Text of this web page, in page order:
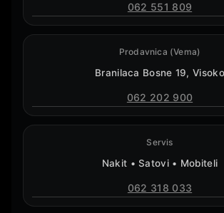
062 551 809
Prodavnica (Vema)
Branilaca Bosne 19, Visoko
062 202 900
Servis
Nakit • Satovi • Mobiteli
062 318 033